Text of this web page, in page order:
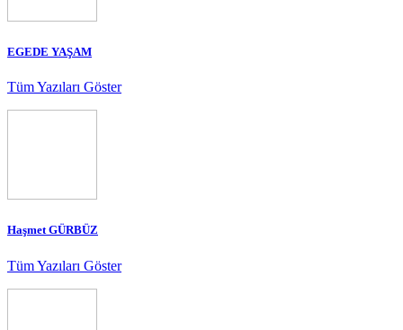
EGEDE YAŞAM
Tüm Yazıları Göster
Haşmet GÜRBÜZ
Tüm Yazıları Göster